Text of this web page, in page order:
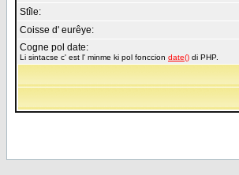
Stîle:
Coisse d' eurêye:
Cogne pol date:
Li sintacse c' est l' minme ki pol fonccion date() di PHP.